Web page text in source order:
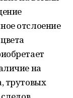
отслоение
на
трутовых